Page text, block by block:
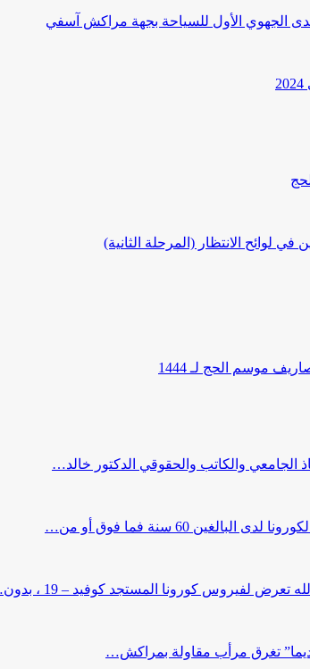
الجهوي الأول للسياحة بجهة مراكش آسفي
لوائح الانتظار (المرحلة الثانية)
موسم الحج لـ 1444
الجامعي والكاتب والحقوقي الدكتور خالد…
60 سنة فما فوق أو من…
لفيروس كورونا المستجد كوفيد – 19 ، بدون…
تغرق مرأب مقاولة بمراكش…